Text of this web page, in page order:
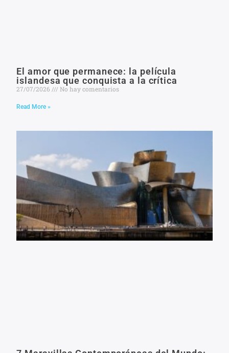
El amor que permanece: la película
islandesa que conquista a la crítica
27/07/2026 No hay comentarios
Read More »